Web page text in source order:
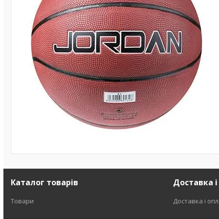
Каталог товарів
Товари
Доставка
Доставка і